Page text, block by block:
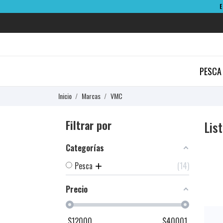
PESCA
Inicio Marcas VMC
Filtrar por
Categorías
Pesca
14
Precio